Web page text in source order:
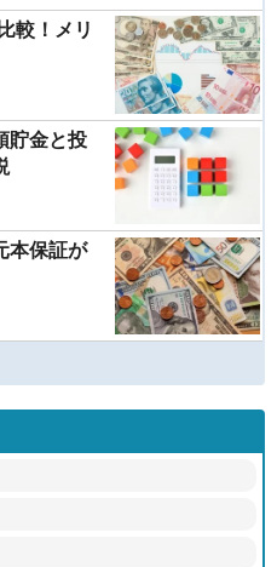
較！メリ
貯金と投
本保証が